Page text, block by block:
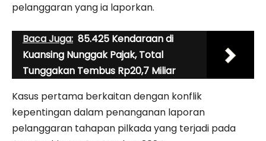
pelanggaran yang ia laporkan.
Baca Juga: 85.425 Kendaraan di
Kuansing Nunggak Pajak, Total
Tunggakan Tembus Rp20,7 Miliar
Kasus pertama berkaitan dengan konflik
kepentingan dalam penanganan laporan
pelanggaran tahapan pilkada yang terjadi pada